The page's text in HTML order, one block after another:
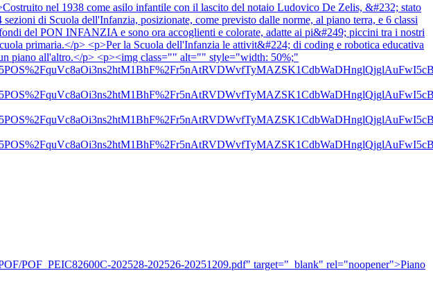
nel 1938 come asilo infantile con il lascito del notaio Ludovico De Zelis, &#232; stato
di Scuola dell'Infanzia, posizionate, come previsto dalle norme, al piano terra, e 6 classi
del PON INFANZIA e sono ora accoglienti e colorate, adatte ai pi&#249; piccini tra i nostri
primaria.</p> <p>Per la Scuola dell'Infanzia le attivit&#224; di coding e robotica educativa
piano all'altro.</p> <p><img class="" alt="" style="width: 50%;"
POF_PEIC82600C-202528-202526-20251209.pdf" target="_blank" rel="noopener">Piano